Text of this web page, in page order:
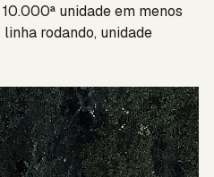
unidade em menos
rodando, unidade